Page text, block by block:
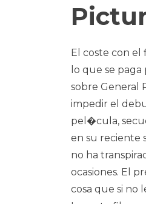
El coste con el
lo que se
sobre General
impedir el
pel�cula,
en su reciente
no ha
ocasiones. El
cosa que si no